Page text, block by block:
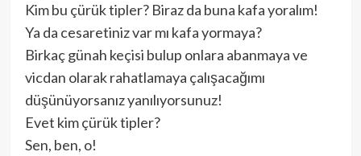
Kim bu çürük tipler? Biraz da buna kafa yoralım!
Ya da cesaretiniz var mı kafa yormaya?
Birkaç günah keçisi bulup onlara abanmaya ve
vicdan olarak rahatlamaya çalışacağımı
düşünüyorsanız yanılıyorsunuz!
Evet kim çürük tipler?
Sen, ben, o!